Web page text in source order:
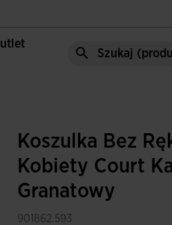
Outlet
Koszulka Bez
Kobiety Court
Granatowy
901862.593